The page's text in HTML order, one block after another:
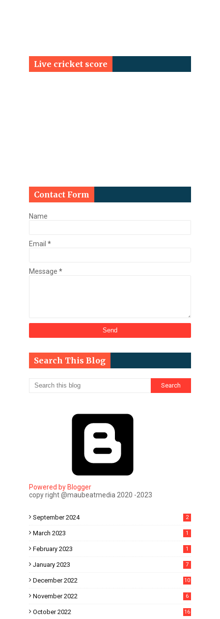
Live cricket score
Contact Form
Name
Email *
Message *
Search This Blog
Powered by Blogger
copy right @maubeatmedia 2020 -2023
September 2024 2
March 2023 1
February 2023 1
January 2023 7
December 2022 10
November 2022 6
October 2022 16